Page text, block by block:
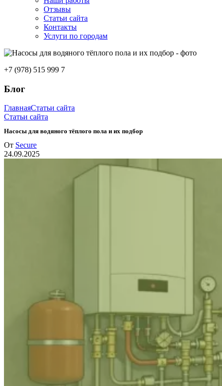
Отзывы
Статьи сайта
Контакты
Услуги по городам
+7 (978) 515 999 7
Блог
ГлавнаяСтатьи сайта
Статьи сайта
Насосы для водяного тёплого пола и их подбор
От Secure
24.09.2025